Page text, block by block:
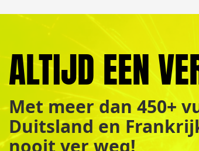
ALTIJD EEN
Met meer dan 450+
Duitsland en
nooit ver weg!